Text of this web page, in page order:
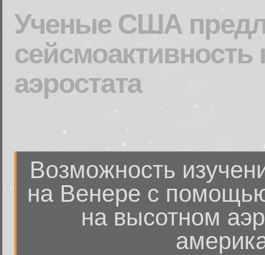
Ученые США
аэростата
Возможность
на Венере с
на высотном